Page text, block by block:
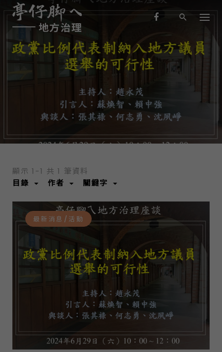
n
最新消息/活動
顯示 1-1 共 1 筆資料
目錄
作者 關鍵字
最新消息/活動